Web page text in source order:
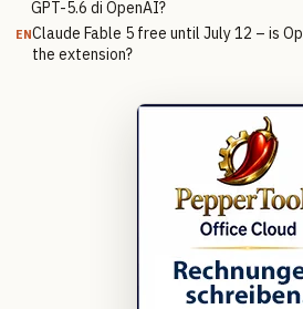
GPT-5.6 di OpenAI?
ENClaude Fable 5 free until July 12 – is
the extension?